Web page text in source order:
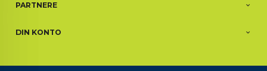
PARTNERE
DIN KONTO